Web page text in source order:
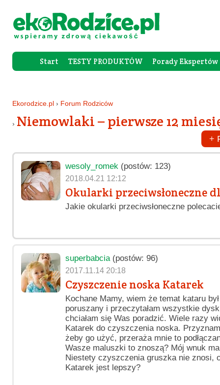
Start TESTY PRODUKTÓW Porady Ekspertów
Ekorodzice.pl › Forum Rodziców
› Niemowlaki – pierwsze 12
+
wesoly_romek (postów: 123)
2018.04.21 12:12
Okularki przeciwsłoneczne
Jakie okularki przeciwsłoneczne
superbabcia(postów: 96)
2017.11.14 20:18
Czyszczenie noska Katarek
Kochane Mamy, wiem że temat kataru
poruszany i przeczytałam wszystkie
chciałam się Was poradzić. Wiele razy
Katarek do czyszczenia noska.
żeby go użyć, przeraża mnie to
Wasze maluszki to znoszą? Mój wnuk
Niestety czyszczenia gruszka nie znosi,
Katarek jest lepszy?